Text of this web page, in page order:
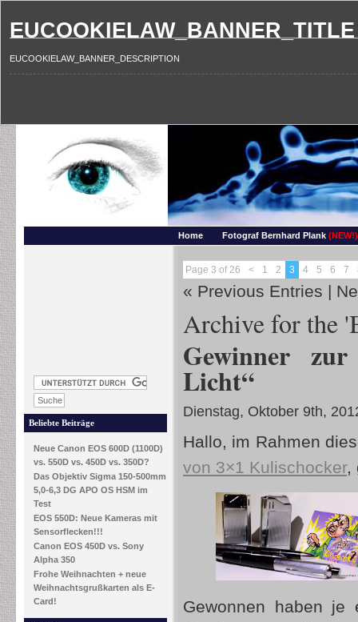
EUCOOKIELAW_BANNER_TITLE
EUCOOKIELAW_BANNER_DESCRIPTION
Home Fotograf Bernhard Plank (NEW!)
Beliebte Beiträge
Neue Canon EOS 600D (1100D)
vs. 550D vs. 450D vs. 350D?
Das Objektiv Sigma 150-500mm
5,0-6,3 DG APO OS HSM im
Test
EOS 550D: Neue Kameras mit
Sensorflecken!!!
Canon EOS 450D vs. Sony
Alpha 350
Frohe Weihnachten + neue
Weihnachtsgrußkarten als E-
Card!
Page 3 of 26 < 1 2 3 4 5 6 7
« Previous Entries |
Archive for the
Gewinner
Licht“
Dienstag, Oktober 9th,
Hallo, im Rahmen
von 3×1 Kulischocker,
Gewonnen haben